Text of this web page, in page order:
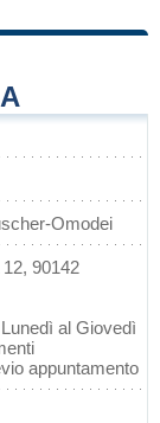
Omodei
90142
al Giovedì
appuntamento